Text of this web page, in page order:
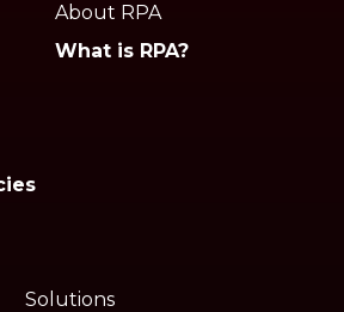
About RPA
What is RPA?
Solutions